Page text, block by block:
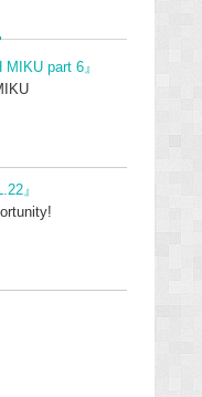
MIKU part 6』
』